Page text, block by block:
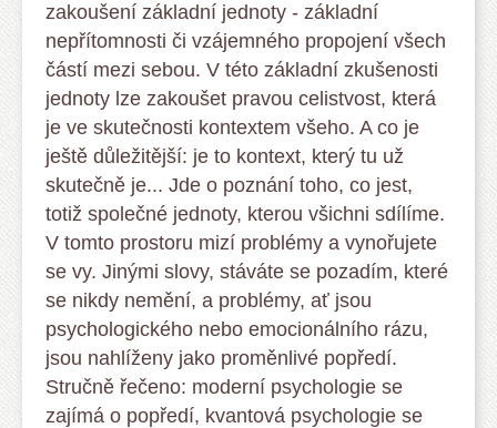
zakoušení základní jednoty - základní
nepřítomnosti či vzájemného propojení všech
částí mezi sebou. V této základní zkušenosti
jednoty lze zakoušet pravou celistvost, která
je ve skutečnosti kontextem všeho. A co je
ještě důležitější: je to kontext, který tu už
skutečně je... Jde o poznání toho, co jest,
totiž společné jednoty, kterou všichni sdílíme.
V tomto prostoru mizí problémy a vynořujete
se vy. Jinými slovy, stáváte se pozadím, které
se nikdy nemění, a problémy, ať jsou
psychologického nebo emocionálního rázu,
jsou nahlíženy jako proměnlivé popředí.
Stručně řečeno: moderní psychologie se
zajímá o popředí, kvantová psychologie se